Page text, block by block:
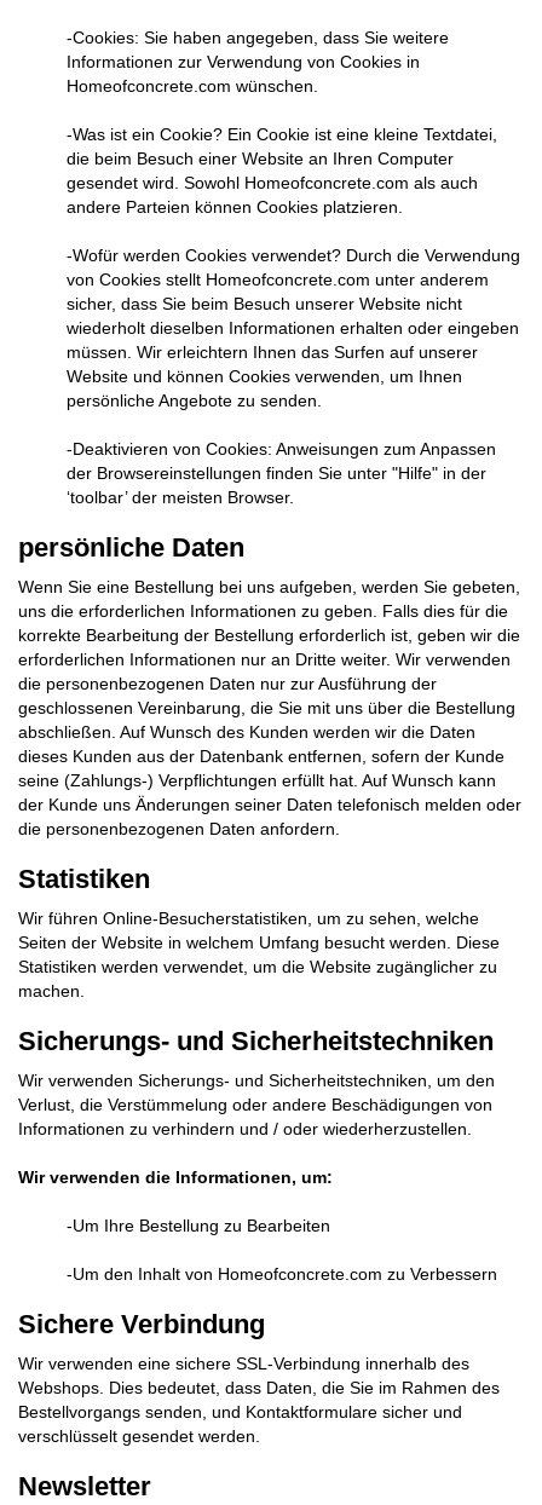
-Cookies: Sie haben angegeben, dass Sie weitere
Informationen zur Verwendung von Cookies in
Homeofconcrete.com wünschen.
-Was ist ein Cookie? Ein Cookie ist eine kleine Textdatei,
die beim Besuch einer Website an Ihren Computer
gesendet wird. Sowohl Homeofconcrete.com als auch
andere Parteien können Cookies platzieren.
-Wofür werden Cookies verwendet? Durch die Verwendung
von Cookies stellt Homeofconcrete.com unter anderem
sicher, dass Sie beim Besuch unserer Website nicht
wiederholt dieselben Informationen erhalten oder eingeben
müssen. Wir erleichtern Ihnen das Surfen auf unserer
Website und können Cookies verwenden, um Ihnen
persönliche Angebote zu senden.
-Deaktivieren von Cookies: Anweisungen zum Anpassen
der Browsereinstellungen finden Sie unter "Hilfe" in der
‘toolbar’ der meisten Browser.
persönliche Daten
Wenn Sie eine Bestellung bei uns aufgeben, werden Sie gebeten,
uns die erforderlichen Informationen zu geben. Falls dies für die
korrekte Bearbeitung der Bestellung erforderlich ist, geben wir die
erforderlichen Informationen nur an Dritte weiter. Wir verwenden
die personenbezogenen Daten nur zur Ausführung der
geschlossenen Vereinbarung, die Sie mit uns über die Bestellung
abschließen. Auf Wunsch des Kunden werden wir die Daten
dieses Kunden aus der Datenbank entfernen, sofern der Kunde
seine (Zahlungs-) Verpflichtungen erfüllt hat. Auf Wunsch kann
der Kunde uns Änderungen seiner Daten telefonisch melden oder
die personenbezogenen Daten anfordern.
Statistiken
Wir führen Online-Besucherstatistiken, um zu sehen, welche
Seiten der Website in welchem ​​Umfang besucht werden. Diese
Statistiken werden verwendet, um die Website zugänglicher zu
machen.
Sicherungs- und Sicherheitstechniken
Wir verwenden Sicherungs- und Sicherheitstechniken, um den
Verlust, die Verstümmelung oder andere Beschädigungen von
Informationen zu verhindern und / oder wiederherzustellen.
Wir verwenden die Informationen, um:
-Um Ihre Bestellung zu Bearbeiten
-Um den Inhalt von Homeofconcrete.com zu Verbessern
Sichere Verbindung
Wir verwenden eine sichere SSL-Verbindung innerhalb des
Webshops. Dies bedeutet, dass Daten, die Sie im Rahmen des
Bestellvorgangs senden, und Kontaktformulare sicher und
verschlüsselt gesendet werden.
Newsletter